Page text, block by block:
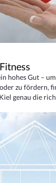
hohes Gut –
zu fördern,
genau die